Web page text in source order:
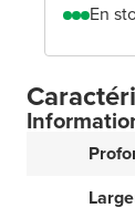
En